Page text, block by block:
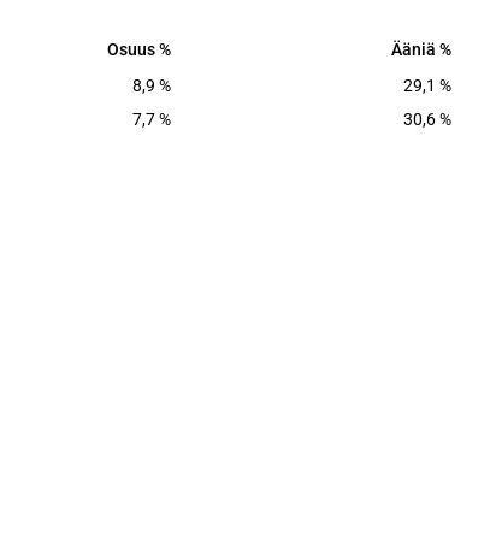
Osuus Ääniä
Osuus
Ääniä
8,9 % 29,1 %
7,7% 30,6%